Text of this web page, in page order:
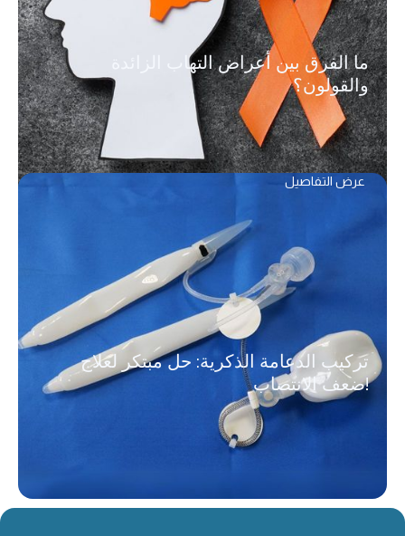
ما الفرق بين أعراض التهاب الزائدة
والقولون؟
تركيب الدعامة الذكرية: حل مبتكر لعلاج
ضعف الانتصاب!
عرض التفاصيل